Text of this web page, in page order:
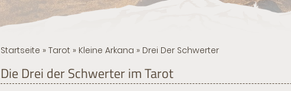
Startseite » Tarot » Kleine Arkana » Drei Der Schwerter
Die Drei der Schwerter im Tarot